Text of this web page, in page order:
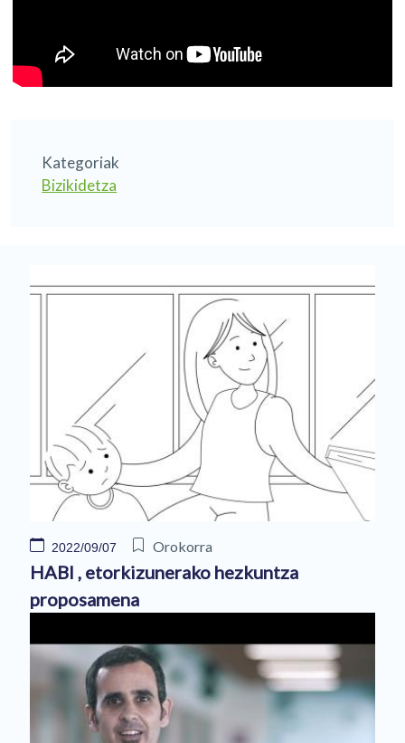
Kategoriak
Bizikidetza
2022/09/07 Orokorra
HABI , etorkizunerako hezkuntza
proposamena